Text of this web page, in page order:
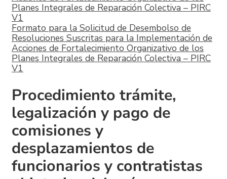
Planes Integrales de Reparación Colectiva – PIRC
V1
Formato para la Solicitud de Desembolso de
Resoluciones Suscritas para la Implementación de
Acciones de Fortalecimiento Organizativo de los
Planes Integrales de Reparación Colectiva – PIRC
V1
Procedimiento trámite,
legalización y pago de
comisiones y
desplazamientos de
funcionarios y contratistas